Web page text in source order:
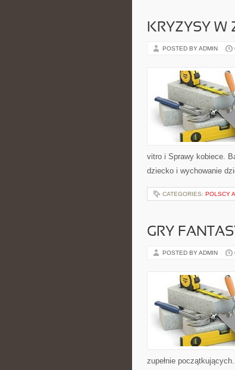
KRYZYSY W
POSTED BY ADMIN
vitro i Sprawy kobiece.
dziecko i wychowanie
CATEGORIES: POLSCY
GRY
POSTED BY ADMIN
zupełnie